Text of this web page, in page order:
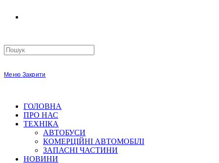
Search
this
Меню Закрити
ГОЛОВНА
ПРО НАС
ТЕХНІКА
АВТОБУСИ
КОМЕРЦІЙНІ АВТОМОБІЛІ
ЗАПАСНІ ЧАСТИНИ
НОВИНИ